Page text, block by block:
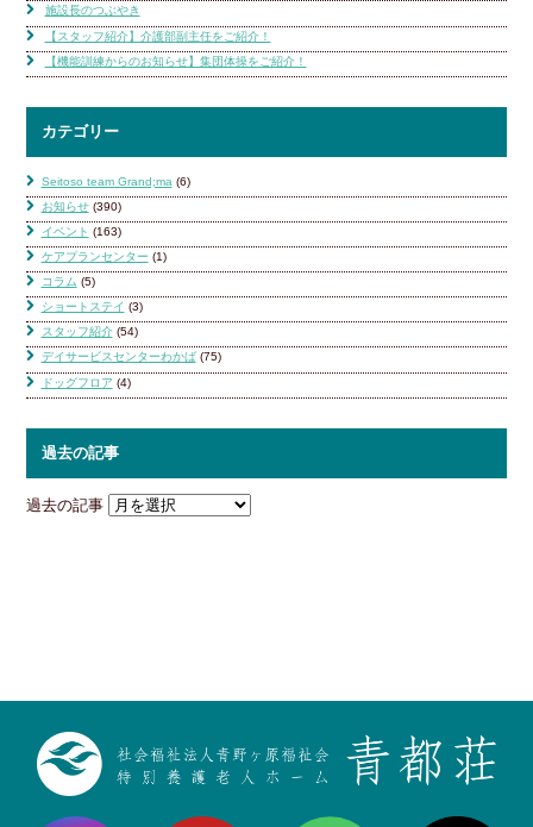
施設長のつぶやき
【スタッフ紹介】介護部副主任をご紹介！
【機能訓練からのお知らせ】集団体操をご紹介！
カテゴリー
Seitoso team Grand;ma (6)
お知らせ(390)
イベント (163)
ケアプランセンター (1)
コラム (5)
ショートステイ (3)
スタッフ紹介(54)
デイサービスセンターわかば(75)
ドッグフロア (4)
過去の記事
過去の記事